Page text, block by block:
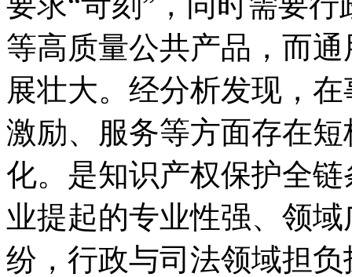
等高质量公共产品，而
展壮大。经分析发现，
激励、服务等方面存在
化。是知识产权保护全
业提起的专业性强、领
纷，行政与司法领域担